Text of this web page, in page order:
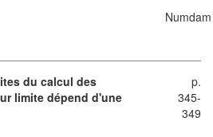
Numdam
du calcul des
limite dépend d'une
p.
345-
349